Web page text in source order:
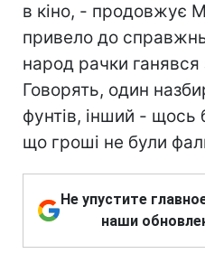
в кіно, - продовжує
привело до
народ рачки ганявся
Говорять, один
фунтів, інший - щось
що гроші не були
Не упустите
наши